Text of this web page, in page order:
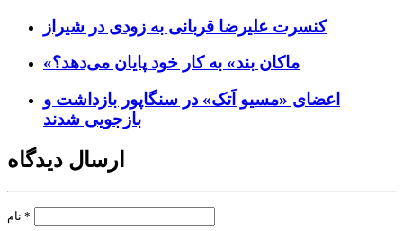
کنسرت علیرضا قربانی به زودی در شیراز
«ماکان بند» به کار خود پایان می‌دهد؟
اعضای «مسیو اَتک» در سنگاپور بازداشت و
بازجویی شدند
ارسال دیدگاه
*